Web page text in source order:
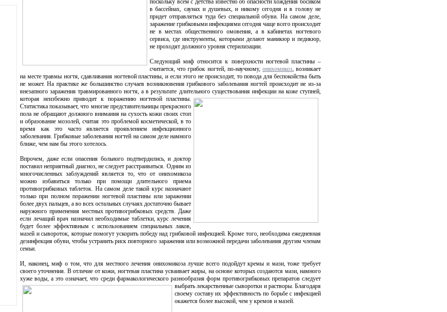
поскольку всем с детства известно об опасности хождения босиком
в бассейнах, саунах и душевых, и никому сегодня и в голову не
придет отправляться туда без специальной обуви. На самом деле,
заражение грибковыми инфекциями сегодня чаще всего происходит
не в местах общественного омовения, а в кабинетах ногтевого
сервиса, где инструменты, которыми делают маникюр и педикюр,
не проходят должного уровня стерилизации.
Следующий миф относится к поверхности ногтевой пластины –
считается, что грибок ногтей, по-научному, онихомикоз, возникает
на месте травмы ногтя, сдавливания ногтевой пластины, и если этого не происходит, то повода для беспокойства быть
не может. На практике же большинство случаев возникновения грибкового заболевания ногтей происходит не из-за
внезапного заражения травмированного ногтя, а в результате длительного существования инфекции на коже ступней,
которая неизбежно приводит к поражению ногтевой пластины.
Статистика показывает, что многие представительницы прекрасного
пола не обращают должного внимания на сухость кожи своих стоп
и образование мозолей, считая это проблемой косметической, в то
время как это часто является проявлением инфекционного
заболевания. Грибковые заболевания ногтей на самом деле намного
ближе, чем нам бы этого хотелось.
Впрочем, даже если опасения больного подтвердились, и доктор
поставил неприятный диагноз, не следует расстраиваться. Одним из
многочисленных заблуждений является то, что от онихомикоза
можно избавиться только при помощи длительного приема
противогрибковых таблеток. На самом деле такой курс назначают
только при полном поражении ногтевой пластины или заражении
более двух пальцев, а во всех остальных случаях достаточно бывает
наружного применения местных противогрибковых средств. Даже
если лечащий врач назначил необходимые таблетки, курс лечения
будет более эффективным с использованием специальных лаков,
мазей и сывороток, которые помогут ускорить победу над грибковой инфекцией. Кроме того, необходима ежедневная
дезинфекция обуви, чтобы устранить риск повторного заражения или возможной передачи заболевания другим членам
семьи.
И, наконец, миф о том, что для местного лечения онихомикоза лучше всего подойдут кремы и мази, тоже требует
своего уточнения. В отличие от кожи, ногтевая пластина усваивает жиры, на основе которых создаются мази, намного
хуже воды, а это означает, что среди фармакологического разнообразия форм противогрибковых препаратов следует
выбрать лекарственные сыворотки и растворы. Благодаря
своему составу их эффективность по борьбе с инфекцией
окажется более высокой, чем у кремов и мазей.